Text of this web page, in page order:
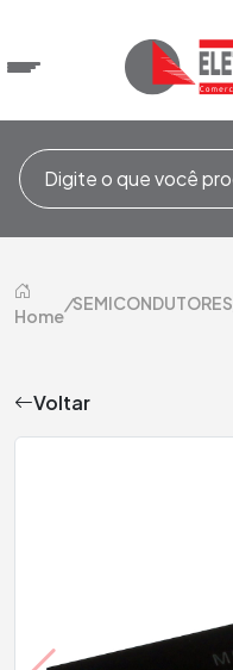
Home
/SEMICONDUTORES
Voltar